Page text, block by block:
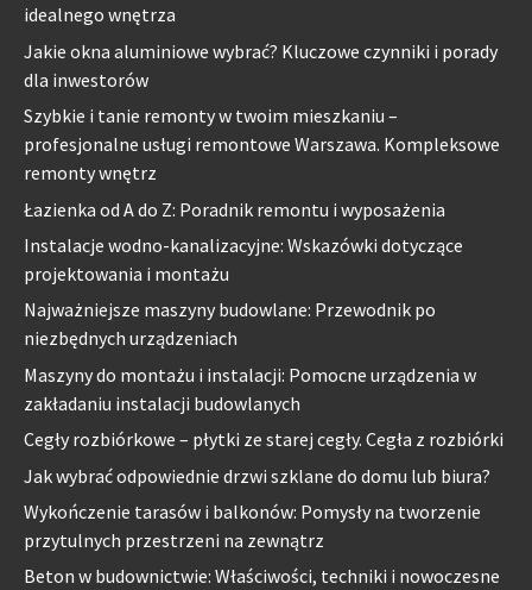
idealnego wnętrza
Jakie okna aluminiowe wybrać? Kluczowe czynniki i porady
dla inwestorów
Szybkie i tanie remonty w twoim mieszkaniu –
profesjonalne usługi remontowe Warszawa. Kompleksowe
remonty wnętrz
Łazienka od A do Z: Poradnik remontu i wyposażenia
Instalacje wodno-kanalizacyjne: Wskazówki dotyczące
projektowania i montażu
Najważniejsze maszyny budowlane: Przewodnik po
niezbędnych urządzeniach
Maszyny do montażu i instalacji: Pomocne urządzenia w
zakładaniu instalacji budowlanych
Cegły rozbiórkowe – płytki ze starej cegły. Cegła z rozbiórki
Jak wybrać odpowiednie drzwi szklane do domu lub biura?
Wykończenie tarasów i balkonów: Pomysły na tworzenie
przytulnych przestrzeni na zewnątrz
Beton w budownictwie: Właściwości, techniki i nowoczesne